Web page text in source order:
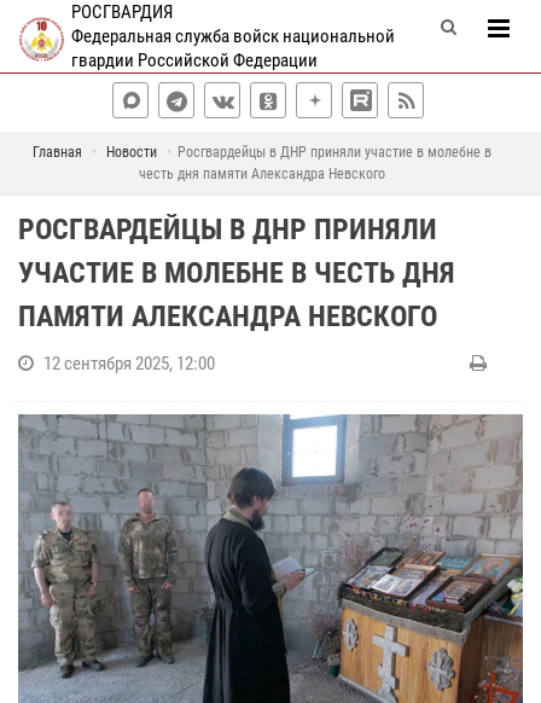
РОСГВАРДИЯ
Федеральная служба войск национальной
гвардии Российской Федерации
Главная Новости
Росгвардейцы в ДНР приняли участие в молебне в
честь дня памяти Александра Невского
РОСГВАРДЕЙЦЫ В ДНР ПРИНЯЛИ
УЧАСТИЕ В МОЛЕБНЕ В ЧЕСТЬ ДНЯ
ПАМЯТИ АЛЕКСАНДРА НЕВСКОГО
12 сентября 2025, 12:00